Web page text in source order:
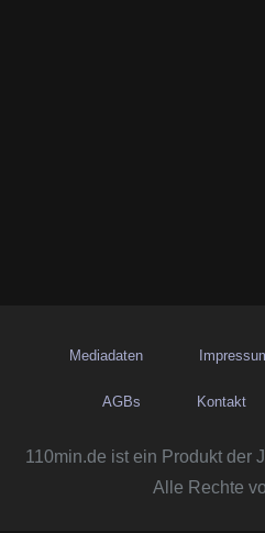
Mediadaten
AGBs Kontakt
110min.de ist ein Produkt der
Alle Rechte